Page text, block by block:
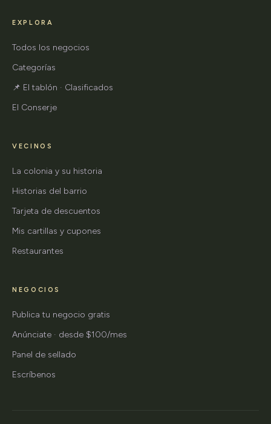
EXPLORA
Todos los negocios
Categorías
📌 El tablón · Clasificados
El Conserje
VECINOS
La colonia y su historia
Historias del barrio
Tarjeta de descuentos
Mis cartillas y cupones
Restaurantes
NEGOCIOS
Publica tu negocio gratis
Anúnciate · desde $100/mes
Panel de sellado
Escríbenos